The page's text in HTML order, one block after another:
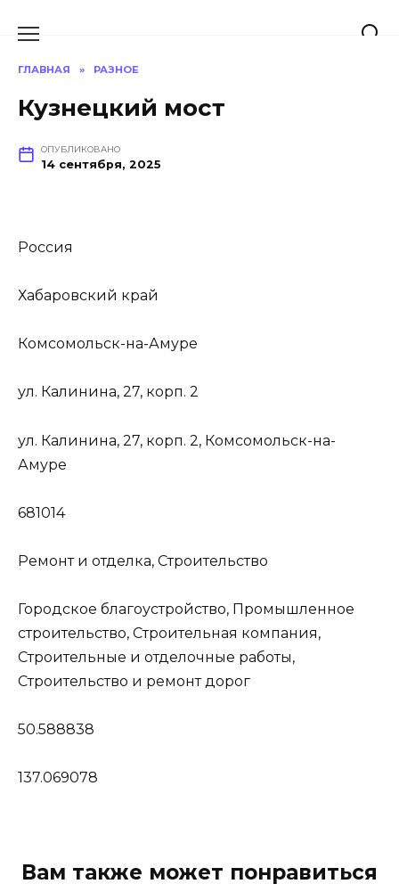
ГЛАВНАЯ » РАЗНОЕ
Кузнецкий мост
ОПУБЛИКОВАНО
14 сентября, 2025
Россия
Хабаровский край
Комсомольск-на-Амуре
ул. Калинина, 27, корп. 2
ул. Калинина, 27, корп. 2, Комсомольск-на-
Амуре
681014
Ремонт и отделка, Строительство
Городское благоустройство, Промышленное
строительство, Строительная компания,
Строительные и отделочные работы,
Строительство и ремонт дорог
50.588838
137.069078
Вам также может понравиться